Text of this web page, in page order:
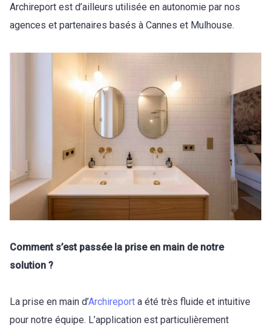
Archireport est d’ailleurs utilisée en autonomie par nos
agences et partenaires basés à Cannes et Mulhouse.
Comment s’est passée la prise en main de notre
solution ?
La prise en main d’Archireport a été très fluide et intuitive
pour notre équipe. L’application est particulièrement